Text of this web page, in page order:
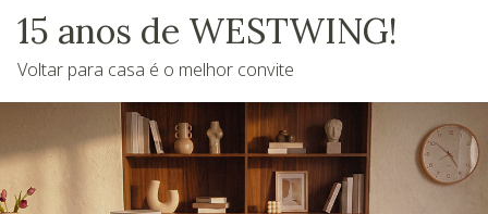
15 anos de WESTWING!
Voltar para casa é o melhor convite